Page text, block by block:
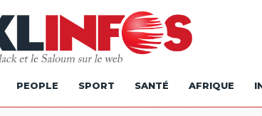
PEOPLE SPORT SANTÉ AFRIQUE